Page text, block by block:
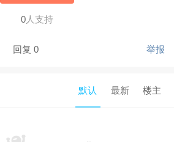
0人支持
回复 0 举报
默认 最新 楼主